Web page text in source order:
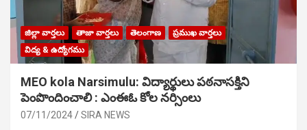
జిల్లా వార్తలు తాజా వార్తలు తెలంగాణ
ప్రముఖ వార్తలు
విద్య & ఉద్యోగము
MEO kola Narsimulu: విద్యార్థులు పఠ‌నాసక్తిని
పెంపొందించాలి : ఎంఈఓ కోల నర్సింలు
07/11/2024 SIRA NEWS